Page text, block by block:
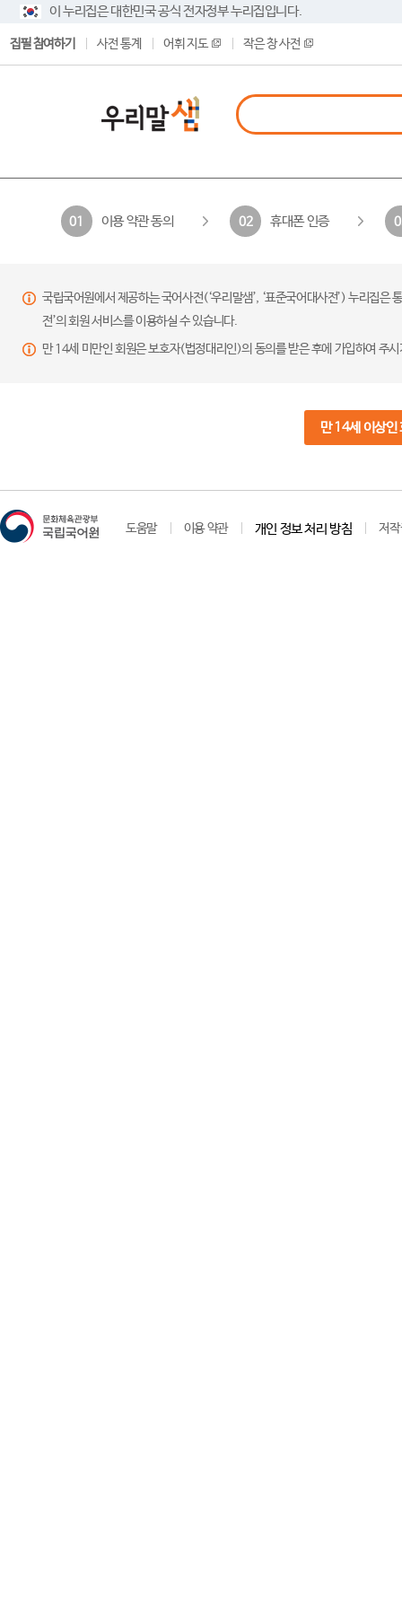
이 누리집은 대한민국 공식 전자정부 누리집입니다.
집필 참여하기 사전 통계 어휘 지도 작은 창 사전
01 이용 약관 동의 02 휴대폰 인증
국립국어원에서 제공하는 국어사전(‘우리말샘’, ‘표준국어대사전’) 누리집
전’의 회원 서비스를 이용하실 수 있습니다.
만 14세 미만인 회원은 보호자(법정대리인)의 동의를 받은 후에 가입하여 주
만 14세 이상인
도움말 이용 약관 개인 정보 처리 방침 저